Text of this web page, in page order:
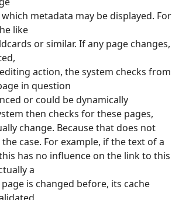
metadata may be displayed. For
like
or similar. If any page changes,
action, the system checks from
in question
or could be dynamically
then checks for these pages,
change. Because that does not
case. For example, if the text of a
has no influence on the link to this
a
is changed before, its cache